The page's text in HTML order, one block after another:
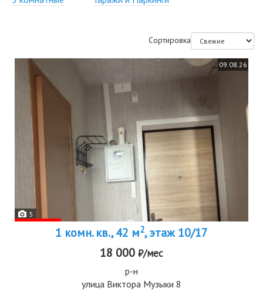
Сортировка
09.08.26
5
1 комн. кв., 42 м2, этаж 10/17
18 000 ₽/мес
р-н
улица Виктора Музыки 8